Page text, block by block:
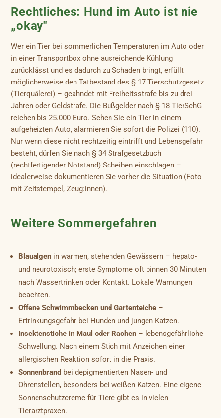
Rechtliches: Hund im Auto ist nie
„okay"
Wer ein Tier bei sommerlichen Temperaturen im Auto oder
in einer Transportbox ohne ausreichende Kühlung
zurücklässt und es dadurch zu Schaden bringt, erfüllt
möglicherweise den Tatbestand des § 17 Tierschutzgesetz
(Tierquälerei) – geahndet mit Freiheitsstrafe bis zu drei
Jahren oder Geldstrafe. Die Bußgelder nach § 18 TierSchG
reichen bis 25.000 Euro. Sehen Sie ein Tier in einem
aufgeheizten Auto, alarmieren Sie sofort die Polizei (110).
Nur wenn diese nicht rechtzeitig eintrifft und Lebensgefahr
besteht, dürfen Sie nach § 34 Strafgesetzbuch
(rechtfertigender Notstand) Scheiben einschlagen –
idealerweise dokumentieren Sie vorher die Situation (Foto
mit Zeitstempel, Zeug:innen).
Weitere Sommergefahren
Blaualgen in warmen, stehenden Gewässern – hepato-
und neurotoxisch; erste Symptome oft binnen 30 Minuten
nach Wassertrinken oder Kontakt. Lokale Warnungen
beachten.
Offene Schwimmbecken und Gartenteiche –
Ertrinkungsgefahr bei Hunden und jungen Katzen.
Insektenstiche in Maul oder Rachen – lebensgefährliche
Schwellung. Nach einem Stich mit Anzeichen einer
allergischen Reaktion sofort in die Praxis.
Sonnenbrand bei depigmentierten Nasen- und
Ohrenstellen, besonders bei weißen Katzen. Eine eigene
Sonnenschutzcreme für Tiere gibt es in vielen
Tierarztpraxen.